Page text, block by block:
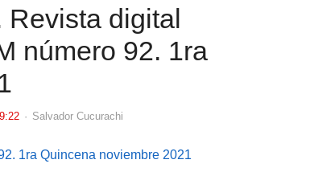
Revista digital
número 92. 1ra
Author
Salvador Cucurachi
1ra Quincena noviembre 2021